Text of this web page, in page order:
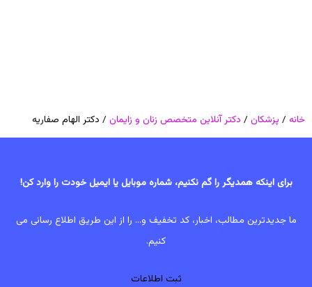
خانه / پزشکان / دکتر آنلاین متخصص زنان و زایمان / دکتر الهام صفاریه
برای اینکه همدیگر را گم نکنیم، شماره موبایل یا ایمیل خودت را وارد کن!
ما جدیدترین مطالب، اخبار، کد تخفیف و... را از این طریق اطلاع رسانی می
کنیم.
ثبت اطلاعات